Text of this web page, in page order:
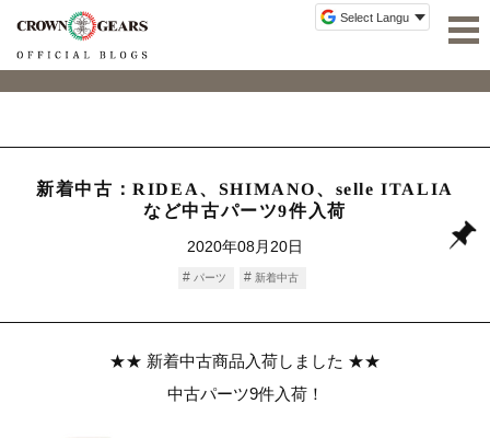
新着中古：RIDEA、SHIMANO、selle ITALIA
など中古パーツ9件入荷
2020年08月20日
パーツ 新着中古
★★ 新着中古商品入荷しました ★★
中古パーツ9件入荷！